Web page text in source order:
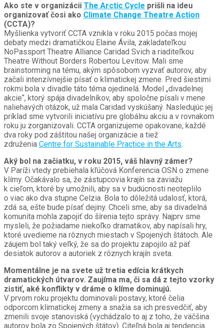
Ako ste v organizácii The Arctic Cycle prišli na ideu
organizovať čosi ako Climate Change Theatre Action
(CCTA)?
Myšlienka vytvoriť CCTA vznikla v roku 2015 počas mojej
debaty medzi dramatičkou Elaine Ávila, zakladateľkou
NoPassport Theatre Alliance Caridad Svich a riaditeľkou
Theatre Without Borders Robertou Levitow. Mali sme
brainstorming na tému, akým spôsobom vyzvať autorov, aby
začali intenzívnejšie písať o klimatickej zmene. Pred šiestimi
rokmi bola v divadle táto téma ojedinelá. Model „divadelnej
akcie“, ktorý spája divadelníkov, aby spoločne písali v mene
naliehavých otázok, už mala Caridad vyskúšaný. Nasledujúc jej
príklad sme vytvorili iniciatívu pre globálnu akciu a v rovnakom
roku ju zorganizovali. CCTA organizujeme opakovane, každé
dva roky pod záštitou našej organizácie a tiež
združenia Centre for Sustainable Practice in the Arts
Aký bol na začiatku, v roku 2015, váš hlavný zámer?
V Paríži vtedy prebiehala kľúčová Konferencia OSN o zmene
klímy. Očakávalo sa, že zástupcovia krajín sa zaviažu
k cieľom, ktoré by umožnili, aby sa v budúcnosti neoteplilo
o viac ako dva stupne Celzia. Bola to dôležitá udalosť, ktorá,
zdá sa, ešte bude písať dejiny. Chceli sme, aby sa divadelná
komunita mohla zapojiť do šírenia tejto správy. Najprv sme
mysleli, že požiadame niekoľko dramatikov, aby napísali hry,
ktoré uvedieme na rôznych miestach v Spojených štátoch. Ale
záujem bol taký veľký, že sa do projektu zapojilo až päť
desiatok autorov a autoriek z rôznych krajín sveta.
Momentálne je na svete už tretia edícia krátkych
dramatických útvarov. Zaujíma ma, či sa dá z tejto vzorky
zistiť, aké konflikty v dráme o klíme dominujú.
V prvom roku projektu dominovali postavy, ktoré čelia
odporcom klimatickej zmeny a snažia sa ich presvedčiť, aby
zmenili svoje stanoviská (vychádzalo to aj z toho, že väčšina
autorov bola zo Spojených štátov). Citeľná bola aj tendencia